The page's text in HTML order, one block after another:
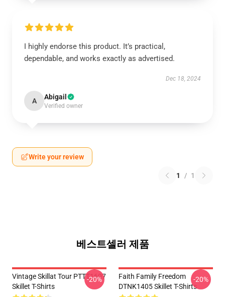
I highly endorse this product. It’s practical,
dependable, and works exactly as advertised.
Dec 18, 2024
A Abigail
Verified owner
Write your review
1 / 1
베스트셀러 제품
Vintage Skillat Tour PTTT1607
Skillet T-Shirts
-20%
Faith Family Freedom
DTNK1405 Skillet T-Shirts
-20%